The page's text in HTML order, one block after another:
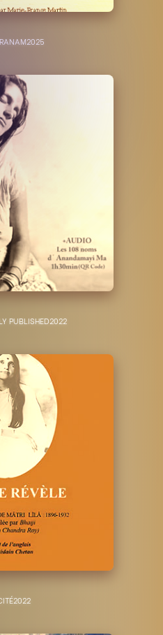
2025
PUBLISHED2022
2022